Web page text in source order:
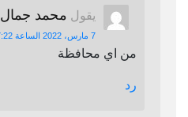
يقول محمد جمال
7 مارس، 2022 الساعة 7:22 م
من اي محافظة
رد